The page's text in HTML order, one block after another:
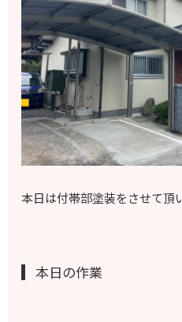
本日は付帯部塗装をさせて頂
本日の作業